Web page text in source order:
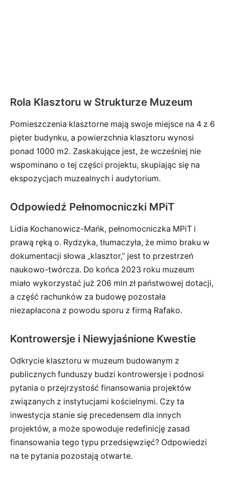
Rola Klasztoru w Strukturze Muzeum
Pomieszczenia klasztorne mają swoje miejsce na 4 z 6
pięter budynku, a powierzchnia klasztoru wynosi
ponad 1000 m2. Zaskakujące jest, że wcześniej nie
wspominano o tej części projektu, skupiając się na
ekspozycjach muzealnych i audytorium.
Odpowiedź Pełnomocniczki MPiT
Lidia Kochanowicz-Mańk, pełnomocniczka MPiT i
prawą ręką o. Rydzyka, tłumaczyła, że mimo braku w
dokumentacji słowa „klasztor,” jest to przestrzeń
naukowo-twórcza. Do końca 2023 roku muzeum
miało wykorzystać już 206 mln zł państwowej dotacji,
a część rachunków za budowę pozostała
niezapłacona z powodu sporu z firmą Rafako.
Kontrowersje i Niewyjaśnione Kwestie
Odkrycie klasztoru w muzeum budowanym z
publicznych funduszy budzi kontrowersje i podnosi
pytania o przejrzystość finansowania projektów
związanych z instytucjami kościelnymi. Czy ta
inwestycja stanie się precedensem dla innych
projektów, a może spowoduje redefinicję zasad
finansowania tego typu przedsięwzięć? Odpowiedzi
na te pytania pozostają otwarte.